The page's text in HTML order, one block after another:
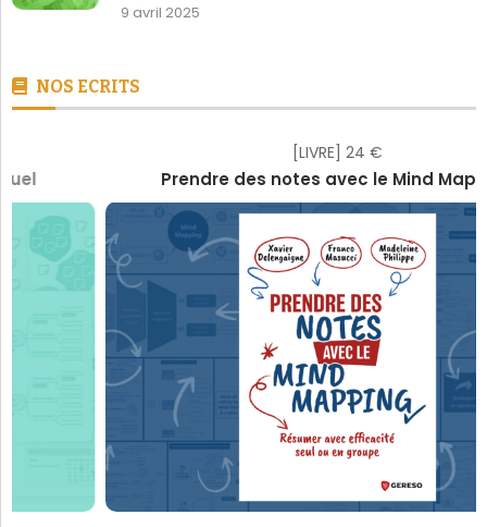
9 avril 2025
NOS ECRITS
[LIVRE] 24 €
Prendre des notes avec le Mind Mapping